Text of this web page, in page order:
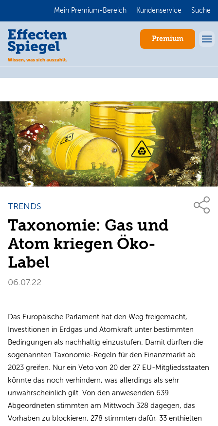
Mein Premium-Bereich Kundenservice Suche
Premium
TRENDS
Taxonomie: Gas und
Atom kriegen Öko-
Label
06.07.22
Das Europäische Parlament hat den Weg freigemacht,
Investitionen in Erdgas und Atomkraft unter bestimmten
Bedingungen als nachhaltig einzustufen. Damit dürften die
sogenannten Taxonomie-Regeln für den Finanzmarkt ab
2023 greifen. Nur ein Veto von 20 der 27 EU-Mitgliedsstaaten
könnte das noch verhindern, was allerdings als sehr
unwahrscheinlich gilt. Von den anwesenden 639
Abgeordneten stimmten am Mittwoch 328 dagegen, das
Vorhaben zu blockieren, 278 stimmten dafür, 33 enthielten
Anmelden